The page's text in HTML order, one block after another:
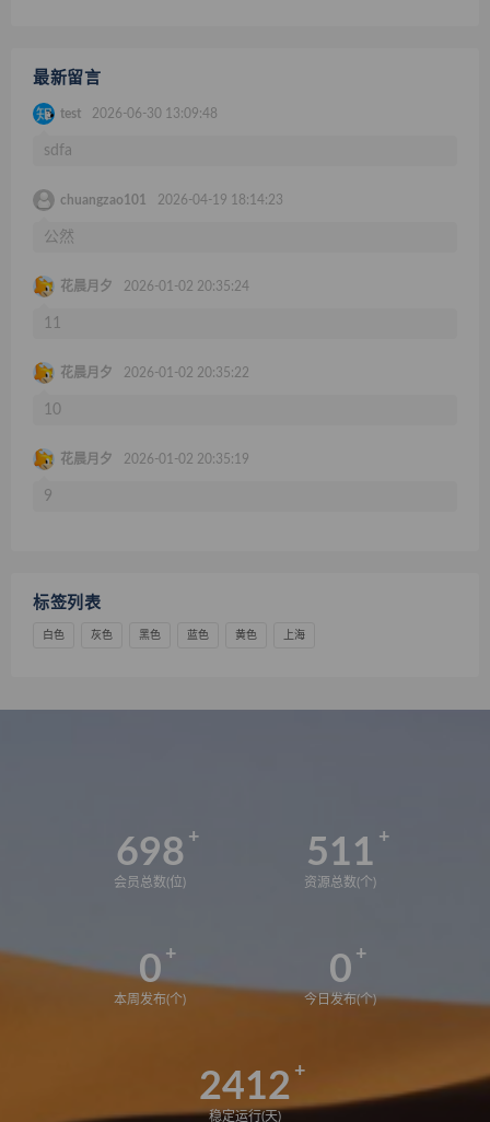
最新留言
test 2026-06-30 13:09:48
sdfa
chuangzao101 2026-04-19 18:14:23
公然
花晨月夕 2026-01-02 20:35:24
11
花晨月夕 2026-01-02 20:35:22
10
花晨月夕 2026-01-02 20:35:19
9
标签列表
白色 灰色 黑色 蓝色 黄色 上海
698
会员总数(位)
511
资源总数(个)
0
本周发布(个)
0
今日发布(个)
2412
稳定运行(天)